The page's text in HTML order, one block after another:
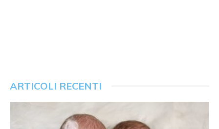
ARTICOLI RECENTI